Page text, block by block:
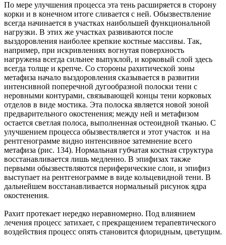
По мере улучшения процесса эта тень расширяется в сторону
корки и в конечном итоге сливается с ней. Обызвествление
всегда начинается в участках наибольшей функциональной
нагрузки. В этих же участках развиваются после
выздоровления наиболее крепкие костные массивы. Так,
например, при искривлениях вогнутая поверхность
нагружена всегда сильнее выпуклой, и корковый слой здесь
всегда толще и крепче. Со стороны рахитической зоны
метафиза начало выздоровления сказывается в развитии
интенсивной поперечной дугообразной полоски тени с
неровными контурами, связывающей концы тени корковых
отделов в виде мостика. Эта полоска является новой зоной
предварительного окостенения; между ней и метафизом
остается светлая полоса, выполненная остеоидной тканью. С
улучшением процесса обызвествляется и этот участок и на
рентгенограмме видно интенсивное затемнение всего
метафиза (рис. 134). Нормальная губчатая костная структура
восстанавливается лишь медленно. В эпифизах также
первыми обызвествляются периферические слои, и эпифиз
выступает на рентгенограмме в виде кольцевидной тени. В
дальнейшем восстанавливается нормальный рисунок ядра
окостенения.
Рахит протекает нередко неравномерно. Под влиянием
лечения процесс затихает, с прекращением терапевтического
воздействия процесс опять становится флоридным, цветущим.